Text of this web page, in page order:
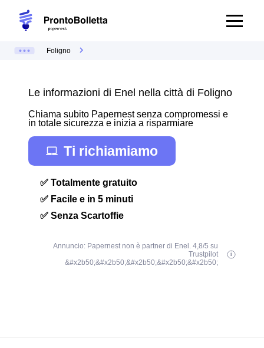
Foligno
Le informazioni di Enel nella città di Foligno
Chiama subito Papernest senza compromessi e
in totale sicurezza e inizia a risparmiare
Ti richiamiamo
✅ Totalmente gratuito
✅ Facile e in 5 minuti
✅ Senza Scartoffie
Annuncio: Papernest non è partner di Enel. 4,8/5 su
Trustpilot
&#x2b50;&#x2b50;&#x2b50;&#x2b50;&#x2b50;